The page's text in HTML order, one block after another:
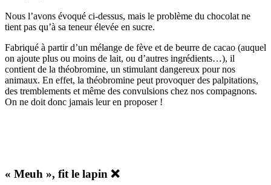
Nous l’avons évoqué ci-dessus, mais le problème du chocolat ne
tient pas qu’à sa teneur élevée en sucre.
Fabriqué à partir d’un mélange de fève et de beurre de cacao (auquel
on ajoute plus ou moins de lait, ou d’autres ingrédients…), il
contient de la théobromine, un stimulant dangereux pour nos
animaux. En effet, la théobromine peut provoquer des palpitations,
des tremblements et même des convulsions chez nos compagnons.
On ne doit donc jamais leur en proposer !
« Meuh », fit le lapin ❌